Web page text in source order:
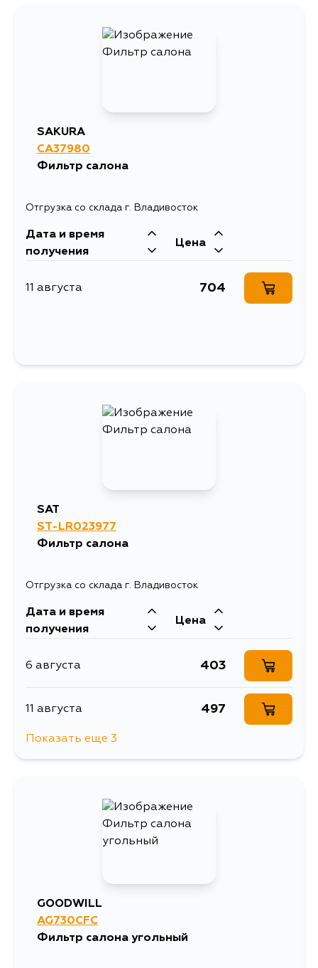
SAKURA
CA37980
Фильтр салона
Отгрузка со склада г. Владивосток
Дата и время
получения
Цена
11 августа 704
SAT
ST-LR023977
Фильтр салона
Отгрузка со склада г. Владивосток
Дата и время
получения
Цена
6 августа 403
11 августа 497
Показать еще 3
GOODWILL
AG730CFC
Фильтр салона угольный